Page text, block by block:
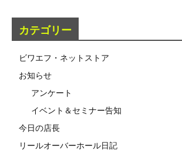
カテゴリー
ビワエフ・ネットストア
お知らせ
アンケート
イベント＆セミナー告知
今日の店長
リールオーバーホール日記